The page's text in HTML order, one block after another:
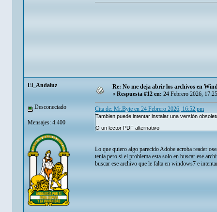
El_Andaluz
Desconectado
Mensajes: 4.400
Re: No me deja abrir los archivos en
«Respuesta #12 en:24 Febrero 2026,
Cita de: Mr.Byte en 24 Febrero 2026, 16:52 pm
Tambien puede intentar instalar una versión
O un lector PDF alternativo
Lo que quiero algo parecido Adobe acroba reader
tenía pero si el problema esta solo en buscar ese
buscar ese archivo que le falta en windows7 e